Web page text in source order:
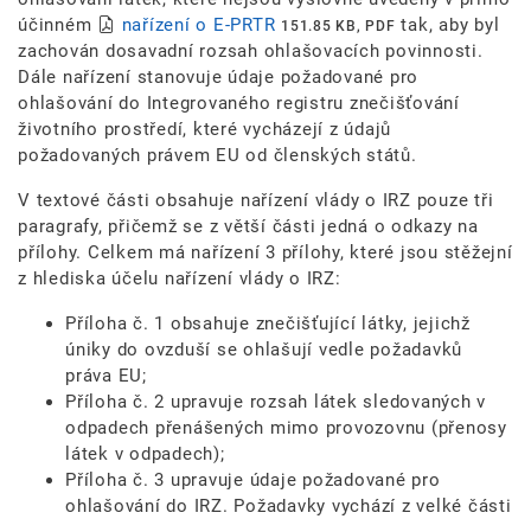
účinném
nařízení o E-PRTR 151.85 KB, PDF tak, aby byl
zachován dosavadní rozsah ohlašovacích povinnosti.
Dále nařízení stanovuje údaje požadované pro
ohlašování do Integrovaného registru znečišťování
životního prostředí, které vycházejí z údajů
požadovaných právem EU od členských států.
V textové části obsahuje nařízení vlády o IRZ pouze tři
paragrafy, přičemž se z větší části jedná o odkazy na
přílohy. Celkem má nařízení 3 přílohy, které jsou stěžejní
z hlediska účelu nařízení vlády o IRZ:
Příloha č. 1 obsahuje znečišťující látky, jejichž
úniky do ovzduší se ohlašují vedle požadavků
práva EU;
Příloha č. 2 upravuje rozsah látek sledovaných v
odpadech přenášených mimo provozovnu (přenosy
látek v odpadech);
Příloha č. 3 upravuje údaje požadované pro
ohlašování do IRZ. Požadavky vychází z velké části